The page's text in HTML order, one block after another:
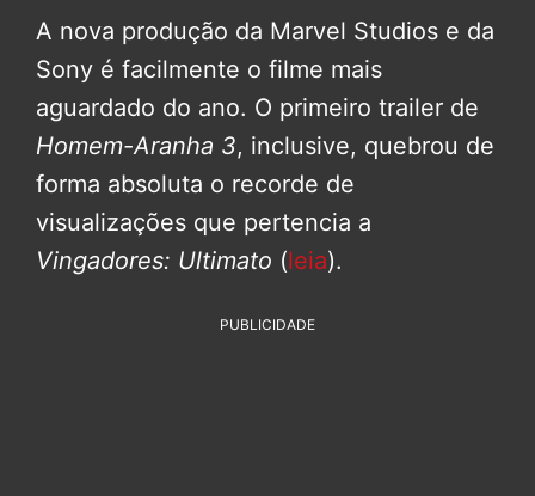
A nova produção da Marvel Studios e da
Sony é facilmente o filme mais
aguardado do ano. O primeiro trailer de
Homem-Aranha 3, inclusive, quebrou de
forma absoluta o recorde de
visualizações que pertencia a
Vingadores: Ultimato (leia).
PUBLICIDADE